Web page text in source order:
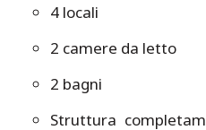
4 locali
2 camere da letto
2 bagni
Struttura